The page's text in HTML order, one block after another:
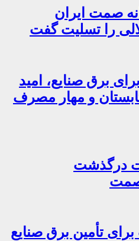
صمت ایران
را تسلیت گفت
برق صنایع، امید
و مهار مصرف
درگذشت
صمت
تأمین برق صنایع